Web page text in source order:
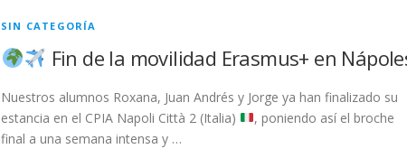
SIN CATEGORÍA
Fin de la movilidad Erasmus+ en
Nuestros alumnos Roxana, Juan Andrés y Jorge ya han finalizado su
estancia en el CPIA Napoli Città 2 (Italia)
, poniendo así el broche
final a una semana intensa y …